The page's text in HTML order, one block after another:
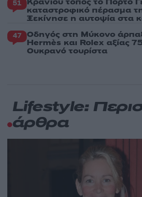
51
καταστροφικό πέρασμα
Ξεκίνησε η αυτοψία στα
47 Οδηγός στη Μύκονο
Hermès και Rolex αξίας
Ουκρανό τουρίστα
Lifestyle:
άρθρα